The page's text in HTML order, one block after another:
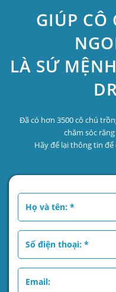
GIÚP CÔ
LÀ SỨ
Đã có hơn 3500 cô chú
chăm sóc
Hãy để lại thông tin